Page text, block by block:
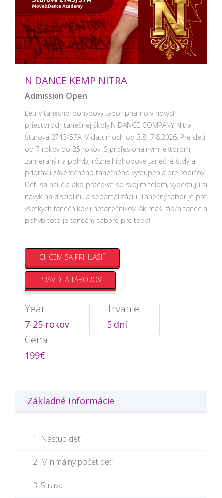
N DANCE KEMP NITRA
Admission Open
Letný tanečno-pohybový tábor priamo v nových
priestoroch tanečnej školy N DANCE COMPANY Nitra -
Štúrova 2743/57A. V dátumoch od 3.8.-7.8.2026. Pre deti
od 7 rokov do 25 rokov. S profesionálnym lektorom,
zameraný na pohyb, rôzne hiphopové tanečné štýly a
prípravu záverečného tanečného vystúpenia pre rodičov.
Deti sa naučia ako pracovať so svojim telom, vypestujú si
návyk na disciplínu a sebarealizáciu. Tanečný tábor je pre
všetkých tanečníkov i netanečníkov. Ak máš rád/a tanec a
pohyb toto je tanečný tábore pre teba!
CHCEM SA PRIHLÁSIŤ
PRAVIDLÁ TÁBOROV
Year
7-25 rokov
Trvanie
5 dní
Cena
199€
Základné informácie
1. Nástup detí
2. Minimálny počet detí
3. Strava